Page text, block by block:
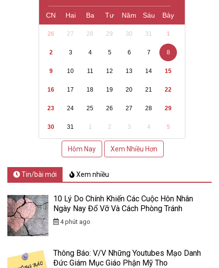
CN Hai Ba Tư Năm Sáu Bảy
26 27 28 29 30 31 1
2 3 4 5 6 7 8
9 10 11 12 13 14 15
16 17 18 19 20 21 22
23 24 25 26 27 28 29
30 31 1 2 3 4 5
Hôm Nay Xem Nhiều Hơn
Tin/bài mới Xem nhiều
10 Lý Do Chính Khiến Các Cuộc Hôn Nhân
Ngày Nay Đổ Vỡ Và Cách Phòng Tránh
4 phút ago
Thông Báo: V/v Những Youtubes Mạo Danh
Đức Giám Mục Giáo Phận Mỹ Tho